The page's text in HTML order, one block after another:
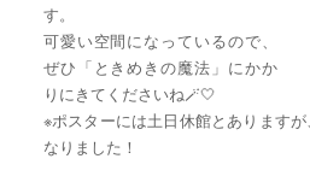
す。
可愛い空間になっているので、
ぜひ「ときめきの魔法」にかか
りにきてくださいね🪄🤍
※ポスターには土日休館とあります
なりました！